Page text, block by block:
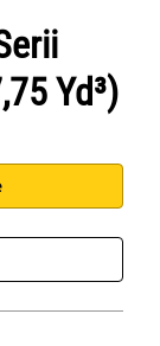
Yd³)